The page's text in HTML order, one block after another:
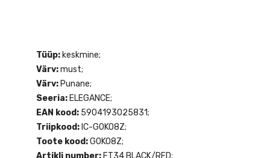
Tüüp: keskmine;
Värv:must;
Värv: Punane;
Seeria: ELEGANCE;
EAN kood: 5904193025831;
Triipkood: IC-G0KO8Z;
Toote kood:G0KO8Z;
Artikli number: FT34 BLACK/RED;